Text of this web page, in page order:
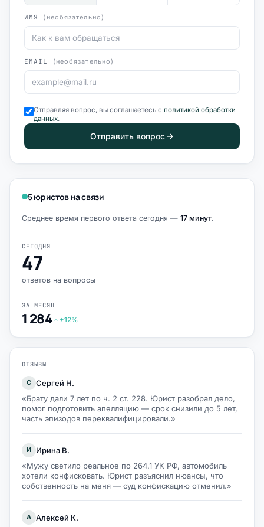
ИМЯ (необязательно)
EMAIL (необязательно)
Отправляя вопрос, вы соглашаетесь с политикой обработки
данных.
Отправить вопрос
5 юристов на связи
Среднее время первого ответа сегодня — 17 минут.
СЕГОДНЯ
47
ответов на вопросы
ЗА МЕСЯЦ
1 284 +12%
ОТЗЫВЫ
С Сергей Н.
«Брату дали 7 лет по ч. 2 ст. 228. Юрист разобрал дело,
помог подготовить апелляцию — срок снизили до 5 лет,
часть эпизодов переквалифицировали.»
И
Ирина В.
«Мужу светило реальное по 264.1 УК РФ, автомобиль
хотели конфисковать. Юрист разъяснил нюансы, что
собственность на меня — суд конфискацию отменил.»
А Алексей К.